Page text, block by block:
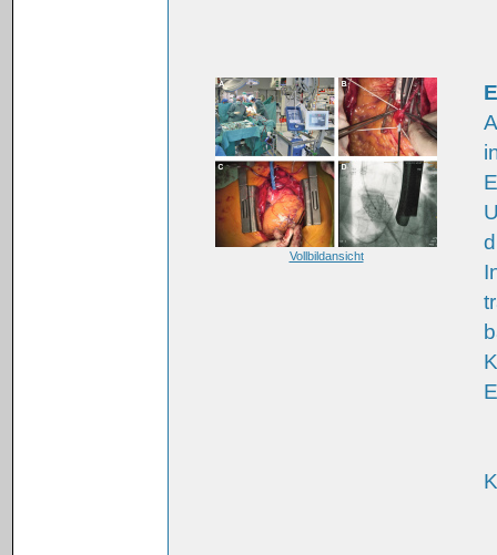
Vollbildansicht